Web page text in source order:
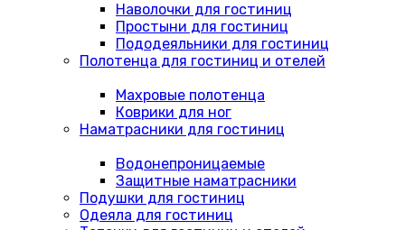
Наволочки для гостиниц
Простыни для гостиниц
Пододеяльники для гостиниц
Полотенца для гостиниц и отелей
Махровые полотенца
Коврики для ног
Наматрасники для гостиниц
Водонепроницаемые
Защитные наматрасники
Подушки для гостиниц
Одеяла для гостиниц